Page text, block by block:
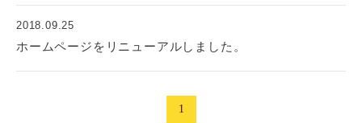
2018.09.25
ホームページをリニューアルしました。
1